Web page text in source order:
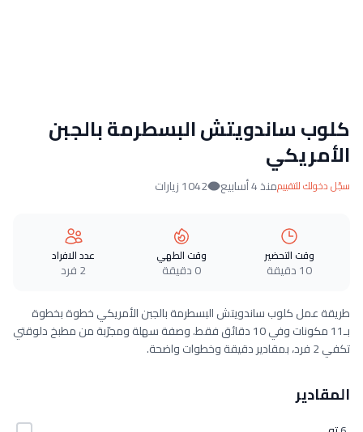
كلوب ساندويتش البسطرمة بالجبن
الأمريكي
سجّل دخولك للتقييممنذ 4 أسابيع 1042 زيارات
وقت التحضير
10 دقيقة
وقت الطهي
0 دقيقة
عدد الافراد
2 فرد
طريقة عمل كلوب ساندويتش البسطرمة بالجبن الأمريكي خطوة بخطوة
بـ11 مكونات وفي 10 دقائق فقط. وصفة سهلة ومجرّبة من مطبخ دلوقتي
تكفي 2 فرد، بمقادير دقيقة وخطوات واضحة.
المقادير